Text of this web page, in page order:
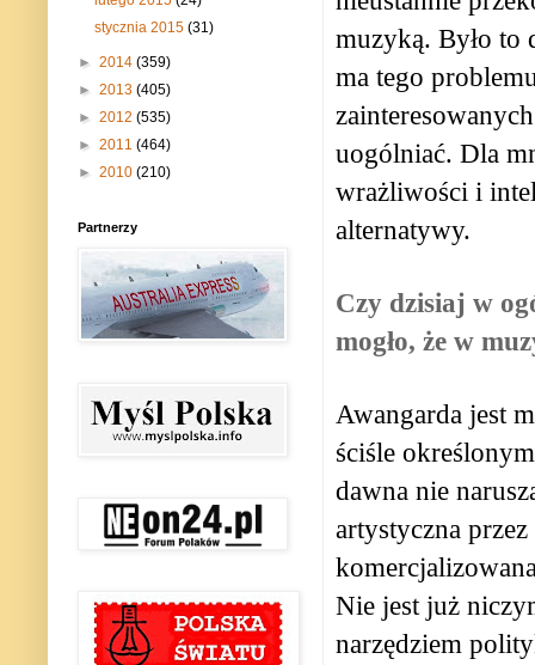
muzyką. Było to
ma tego
uogólniać. Dla
wrażliwości i
alternatywy.
Czy dzisiaj w
mogło, że w
Awangarda jest
ściśle
dawna nie
artystyczna
Nie jest już
narzędziem
stycznia 2015(31)
► 2014 (359)
► 2013 (405)
► 2012 (535)
► 2011 (464)
► 2010 (210)
Partnerzy